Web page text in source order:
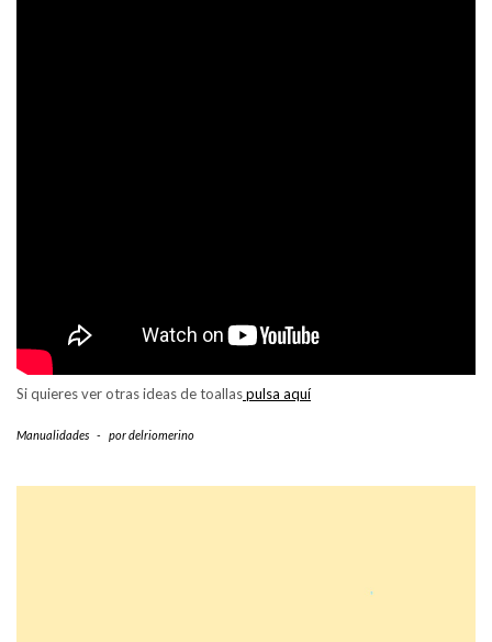
Si quieres ver otras ideas de toallaspulsa aquí
Manualidades - pordelriomerino